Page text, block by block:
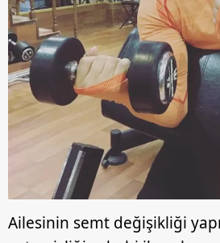
Ailesinin semt değişikliği